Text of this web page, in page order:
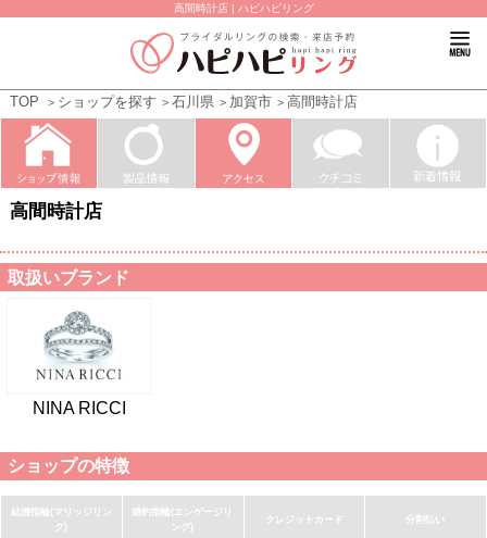
高間時計店 | ハピハピリング
TOP ショップを探す 石川県 加賀市 高間時計店
高間時計店
取扱いブランド
NINA RICCI
ショップの特徴
結婚指輪(マリッジリン
グ)
婚約指輪(エンゲージリ
ング)
クレジットカード 分割払い